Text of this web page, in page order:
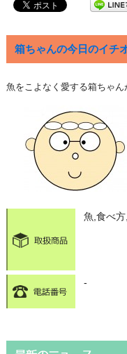
箱ちゃんの今日のイチ
魚をこよなく愛する箱ちゃん
魚,食べ
-